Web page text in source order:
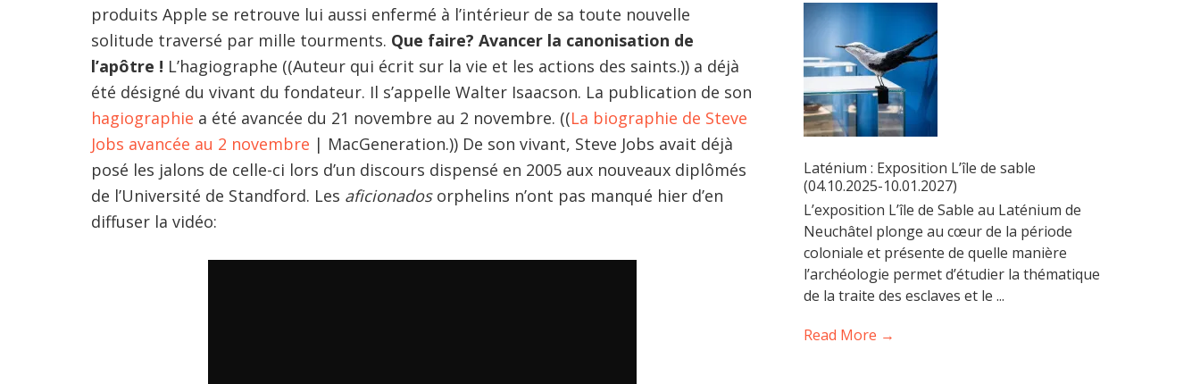
produits Apple se retrouve lui aussi enfermé à l’intérieur de sa toute nouvelle
solitude traversé par mille tourments. Que faire? Avancer la canonisation de
l’apôtre ! L’hagiographe ((Auteur qui écrit sur la vie et les actions des saints.)) a déjà
été désigné du vivant du fondateur. Il s’appelle Walter Isaacson. La publication de son
hagiographie a été avancée du 21 novembre au 2 novembre. ((La biographie de Steve
Jobs avancée au 2 novembre | MacGeneration.)) De son vivant, Steve Jobs avait déjà
posé les jalons de celle-ci lors d’un discours dispensé en 2005 aux nouveaux diplômés
de l’Université de Standford. Les aficionados orphelins n’ont pas manqué hier d’en
diffuser la vidéo:
Laténium : Exposition L’île de sable
(04.10.2025-10.01.2027)
L’exposition L’île de Sable au Laténium de
Neuchâtel plonge au cœur de la période
coloniale et présente de quelle manière
l’archéologie permet d’étudier la thématique
de la traite des esclaves et le ...
Read More →